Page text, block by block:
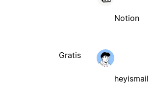
Notion
Gratis
heyismail